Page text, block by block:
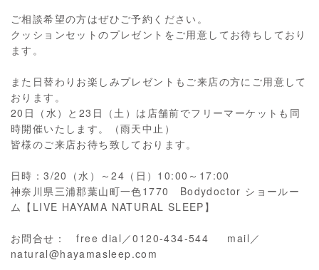
ご相談希望の方はぜひご予約ください。
クッションセットのプレゼントをご用意してお待ちしており
ます。
また日替わりお楽しみプレゼントもご来店の方にご用意して
おります。
20日（水）と23日（土）は店舗前でフリーマーケットも同
時開催いたします。（雨天中止）
皆様のご来店お待ち致しております。
日時：3/20（水）～24（日）10:00～17:00
神奈川県三浦郡葉山町一色1770 Bodydoctor ショールー
ム【LIVE HAYAMA NATURAL SLEEP】
お問合せ： free dial／0120-434-544 mail／
natural@hayamasleep.com